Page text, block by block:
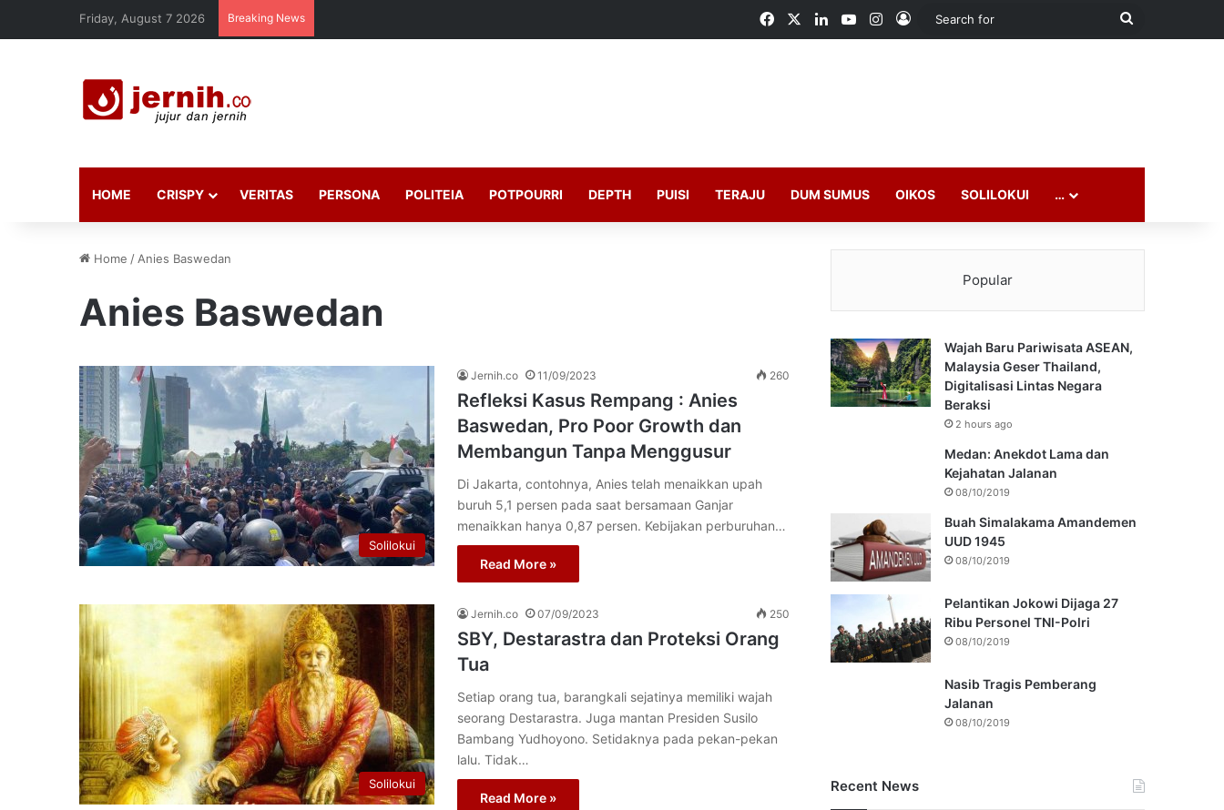
Friday, August 7 2026 Breaking News FacebookLinkedInYouTubeInstagram
Log In
Search
HOME CRISPY VERITAS PERSONA POLITEIA POTPOURRI DEPTH PUISI TERAJU DUM SUMUS OIKOS SOLILOKUI …
Home / Anies Baswedan
Anies Baswedan
Solilokui
Jernih.co 11/09/2023 260
Refleksi Kasus Rempang : Anies
Baswedan, Pro Poor Growth dan
Membangun Tanpa Menggusur
Di Jakarta, contohnya, Anies telah menaikkan upah
buruh 5,1 persen pada saat bersamaan Ganjar
menaikkan hanya 0,87 persen. Kebijakan perburuhan…
Read More »
Solilokui
Jernih.co 07/09/2023 250
SBY, Destarastra dan Proteksi Orang
Tua
Setiap orang tua, barangkali sejatinya memiliki wajah
seorang Destarastra. Juga mantan Presiden Susilo
Bambang Yudhoyono. Setidaknya pada pekan-pekan
lalu. Tidak…
Read More »
Popular
Wajah Baru Pariwisata ASEAN,
Malaysia Geser Thailand,
Digitalisasi Lintas Negara
Beraksi
2 hours ago
Medan: Anekdot Lama dan
Kejahatan Jalanan
08/10/2019
Buah Simalakama Amandemen
UUD 1945
08/10/2019
Pelantikan Jokowi Dijaga 27
Ribu Personel TNI-Polri
08/10/2019
Nasib Tragis Pemberang
Jalanan
08/10/2019
Recent News